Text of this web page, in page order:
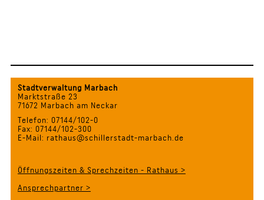
Stadtverwaltung Marbach
Marktstraße 23
71672 Marbach am Neckar
Telefon: 07144/102-0
Fax: 07144/102-300
E-Mail: rathaus@schillerstadt-marbach.de
Öffnungszeiten & Sprechzeiten - Rathaus >
Ansprechpartner >